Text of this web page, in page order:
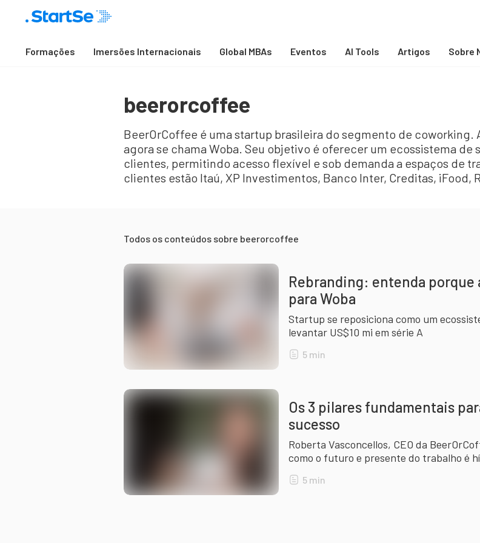
Formações Imersões Internacionais Global MBAs Eventos AI Tools Artigos Sobre
beerorcoffee
BeerOrCoffee é uma startup brasileira do segmento de coworking.
agora se chama Woba. Seu objetivo é oferecer um ecossistema de
clientes, permitindo acesso flexível e sob demanda a espaços de
clientes estão Itaú, XP Investimentos, Banco Inter, Creditas, iFood,
Todos os conteúdos sobre beerorcoffee
Rebranding: entenda porque
para Woba
Startup se reposiciona como um
levantar US$10 mi em série A
5 min
Os 3 pilares fundamentais
sucesso
Roberta Vasconcellos, CEO da
como o futuro e presente do trabalho é
5 min